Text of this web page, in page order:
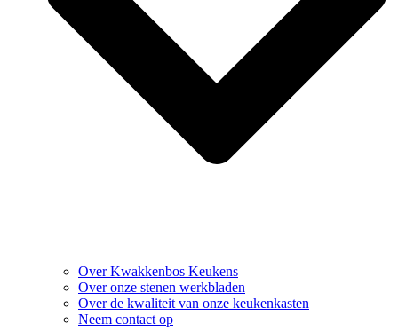
Over Kwakkenbos Keukens
Over onze stenen werkbladen
Over de kwaliteit van onze keukenkasten
Neem contact op